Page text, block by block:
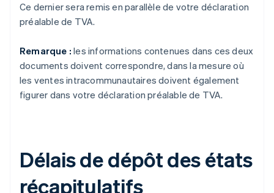
Ce dernier sera remis en parallèle de votre déclaration
préalable de TVA.
Remarque : les informations contenues dans ces deux
documents doivent correspondre, dans la mesure où
les ventes intracommunautaires doivent également
figurer dans votre déclaration préalable de TVA.
Délais de dépôt des états
récapitulatifs